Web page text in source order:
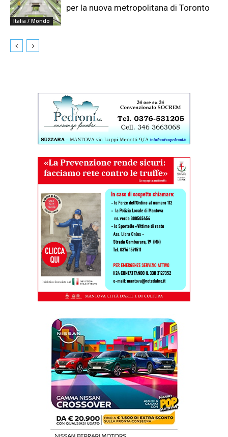
Italia / Mondo
per la nuova metropolitana di Toronto